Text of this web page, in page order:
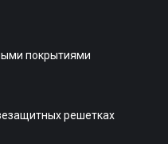
покрытиями
решетках